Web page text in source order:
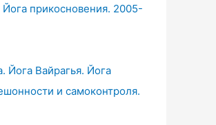
Йога прикосновения. 2005-
Йога Вайрагья. Йога
и самоконтроля.